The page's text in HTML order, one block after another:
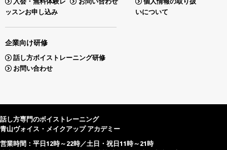
ッスンお申し込み
いについて
企業向け研修
話し方ボイストレーニング研修
お問い合わせ
話し方専門のボイストレーニング
青山ヴォイス・メイクアップ アカデミー
営業時間：平日12時～22時／土日・祝日11時～21時